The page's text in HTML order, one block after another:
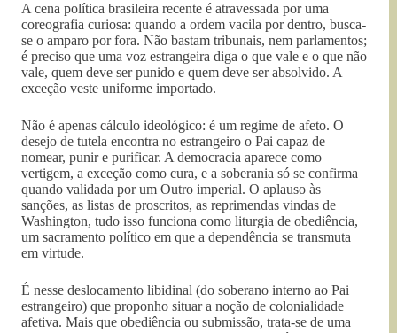
A cena política brasileira recente é atravessada por uma
coreografia curiosa: quando a ordem vacila por dentro, busca-
se o amparo por fora. Não bastam tribunais, nem parlamentos;
é preciso que uma voz estrangeira diga o que vale e o que não
vale, quem deve ser punido e quem deve ser absolvido. A
exceção veste uniforme importado.
Não é apenas cálculo ideológico: é um regime de afeto. O
desejo de tutela encontra no estrangeiro o Pai capaz de
nomear, punir e purificar. A democracia aparece como
vertigem, a exceção como cura, e a soberania só se confirma
quando validada por um Outro imperial. O aplauso às
sanções, as listas de proscritos, as reprimendas vindas de
Washington, tudo isso funciona como liturgia de obediência,
um sacramento político em que a dependência se transmuta
em virtude.
É nesse deslocamento libidinal (do soberano interno ao Pai
estrangeiro) que proponho situar a noção de colonialidade
afetiva. Mais que obediência ou submissão, trata-se de uma